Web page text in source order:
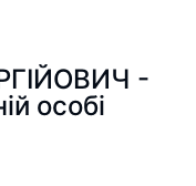
-
особі